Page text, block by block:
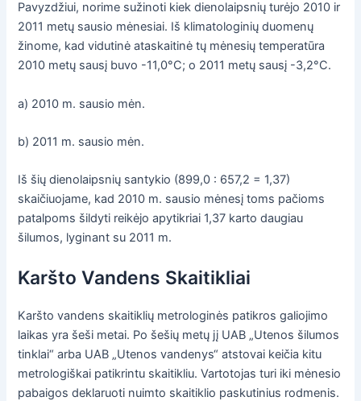
Pavyzdžiui, norime sužinoti kiek dienolaipsnių turėjo 2010 ir
2011 metų sausio mėnesiai. Iš klimatologinių duomenų
žinome, kad vidutinė ataskaitinė tų mėnesių temperatūra
2010 metų sausį buvo -11,0°C; o 2011 metų sausį -3,2°C.
a) 2010 m. sausio mėn.
b) 2011 m. sausio mėn.
Iš šių dienolaipsnių santykio (899,0 : 657,2 = 1,37)
skaičiuojame, kad 2010 m. sausio mėnesį toms pačioms
patalpoms šildyti reikėjo apytikriai 1,37 karto daugiau
šilumos, lyginant su 2011 m.
Karšto Vandens Skaitikliai
Karšto vandens skaitiklių metrologinės patikros galiojimo
laikas yra šeši metai. Po šešių metų jį UAB „Utenos šilumos
tinklai“ arba UAB „Utenos vandenys“ atstovai keičia kitu
metrologiškai patikrintu skaitikliu. Vartotojas turi iki mėnesio
pabaigos deklaruoti nuimto skaitiklio paskutinius rodmenis.